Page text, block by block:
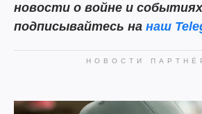
новости о войне и
подписывайтесь на наш